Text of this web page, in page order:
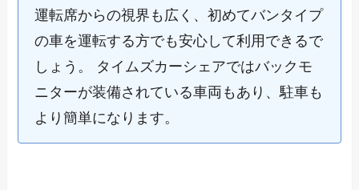
運転席からの視界も広く、初めてバンタイプ
の車を運転する方でも安心して利用できるで
しょう。 タイムズカーシェアではバックモ
ニターが装備されている車両もあり、駐車も
より簡単になります。